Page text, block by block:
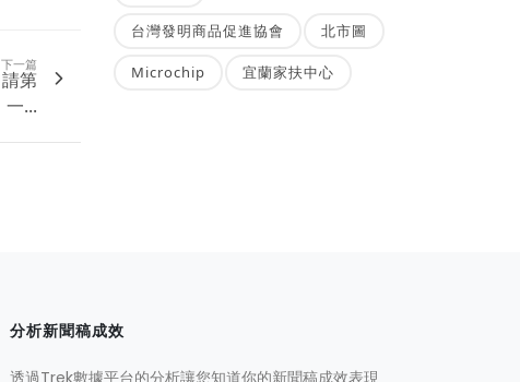
下一篇
第
一...
台灣發明商品促進協會 北市圖
Microchip 宜蘭家扶中心
分析新聞稿成效
透過Trek數據平台的分析讓您知道你的新聞稿成效表現